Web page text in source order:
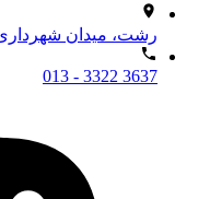
رشت، میدان
013 - 3322 3637